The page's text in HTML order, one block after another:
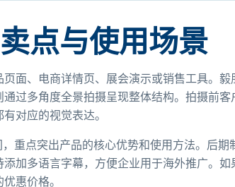
点与使用场景
面、电商详情页、展会演示或销售工具。
过多角度全景拍摄呈现整体结构。拍摄前
对应的视觉表达。
重点突出产品的核心优势和使用方法。后期
加多语言字幕，方便企业用于海外推广。
惠价格。